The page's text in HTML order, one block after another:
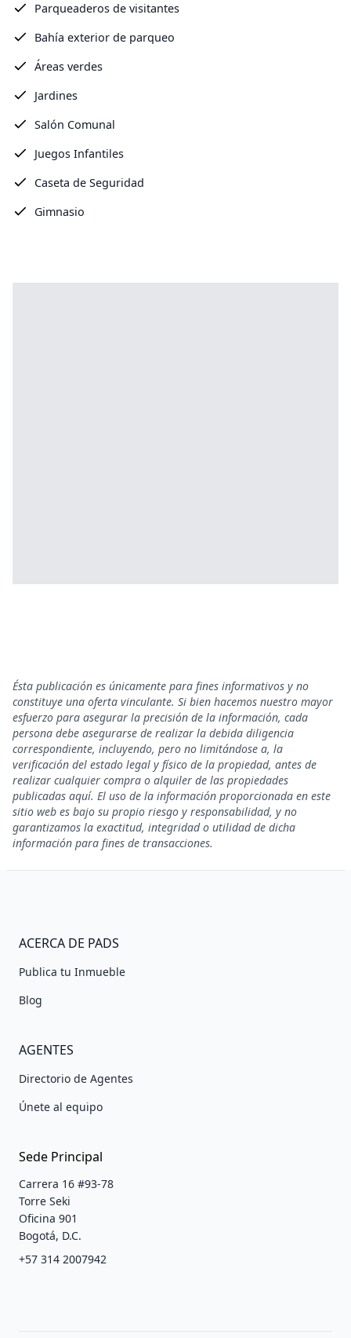
Parqueaderos de visitantes
Bahía exterior de parqueo
Áreas verdes
Jardines
Salón Comunal
Juegos Infantiles
Caseta de Seguridad
Gimnasio
Ésta publicación es únicamente para fines informativos y no
constituye una oferta vinculante. Si bien hacemos nuestro mayor
esfuerzo para asegurar la precisión de la información, cada
persona debe asegurarse de realizar la debida diligencia
correspondiente, incluyendo, pero no limitándose a, la
verificación del estado legal y físico de la propiedad, antes de
realizar cualquier compra o alquiler de las propiedades
publicadas aquí. El uso de la información proporcionada en este
sitio web es bajo su propio riesgo y responsabilidad, y no
garantizamos la exactitud, integridad o utilidad de dicha
información para fines de transacciones.
ACERCA DE PADS
Publica tu Inmueble
Blog
AGENTES
Directorio de Agentes
Únete al equipo
Sede Principal
Carrera 16 #93-78
Torre Seki
Oficina 901
Bogotá, D.C.
+57 314 2007942